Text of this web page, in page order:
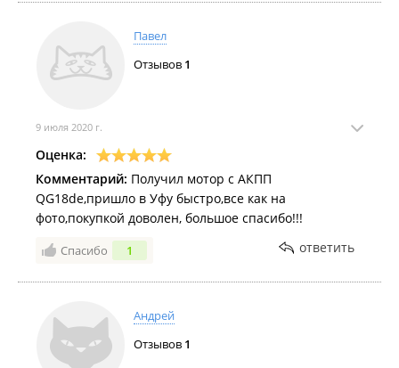
Павел
Отзывов 1
9 июля 2020 г.
Оценка:
Комментарий: Получил мотор с АКПП
QG18de,пришло в Уфу быстро,все как на
фото,покупкой доволен, большое спасибо!!!
Спасибо 1 ответить
Андрей
Отзывов 1